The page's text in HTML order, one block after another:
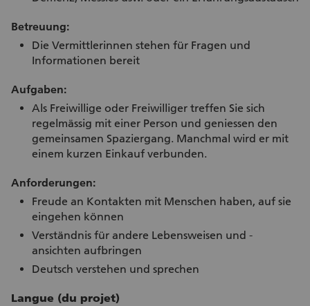
Betreuung:
Die Vermittlerinnen stehen für Fragen und
Informationen bereit
Aufgaben:
Als Freiwillige oder Freiwilliger treffen Sie sich
regelmässig mit einer Person und geniessen den
gemeinsamen Spaziergang. Manchmal wird er mit
einem kurzen Einkauf verbunden.
Anforderungen:
Freude an Kontakten mit Menschen haben, auf sie
eingehen können
Verständnis für andere Lebensweisen und -
ansichten aufbringen
Deutsch verstehen und sprechen
Langue (du projet)